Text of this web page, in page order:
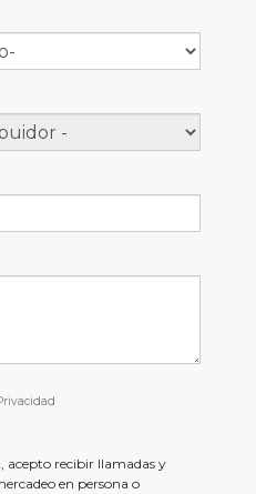
acepto recibir llamadas y
en persona o